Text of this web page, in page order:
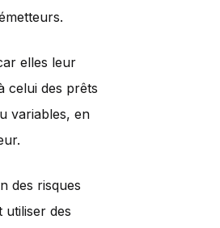
elles leur
celui des prêts
variables, en
des risques
utiliser des